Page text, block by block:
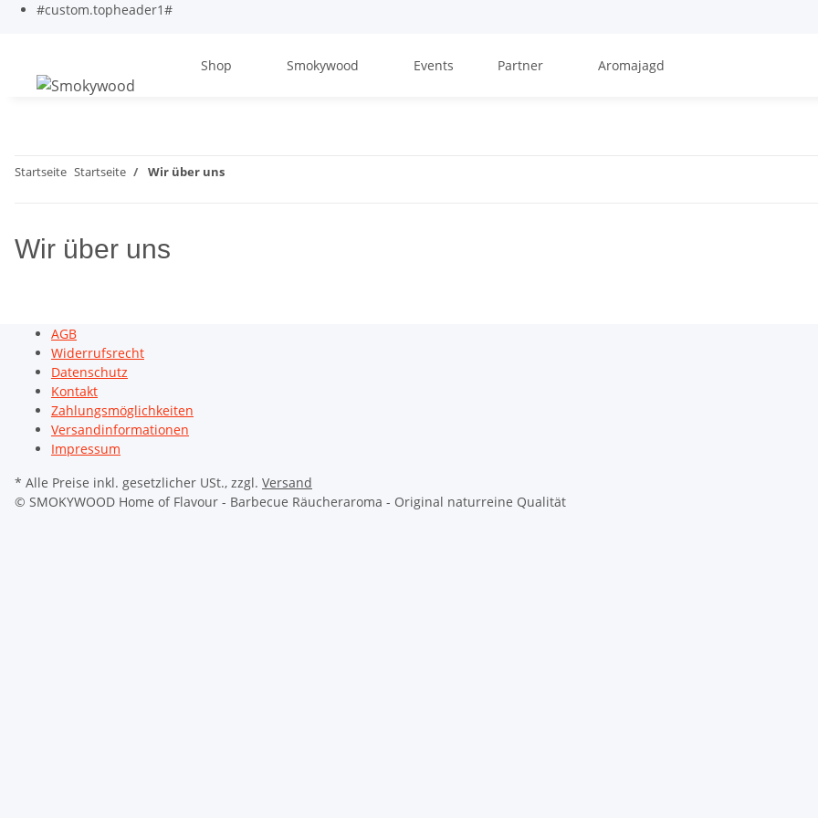
#custom.topheader1#
Shop Smokywood Events Partner Aromajagd
Startseite Startseite Wir über uns
Wir über uns
AGB
Widerrufsrecht
Datenschutz
Kontakt
Zahlungsmöglichkeiten
Versandinformationen
Impressum
* Alle Preise inkl. gesetzlicher USt., zzgl. Versand
© SMOKYWOOD Home of Flavour - Barbecue Räucheraroma - Original naturreine Qualität